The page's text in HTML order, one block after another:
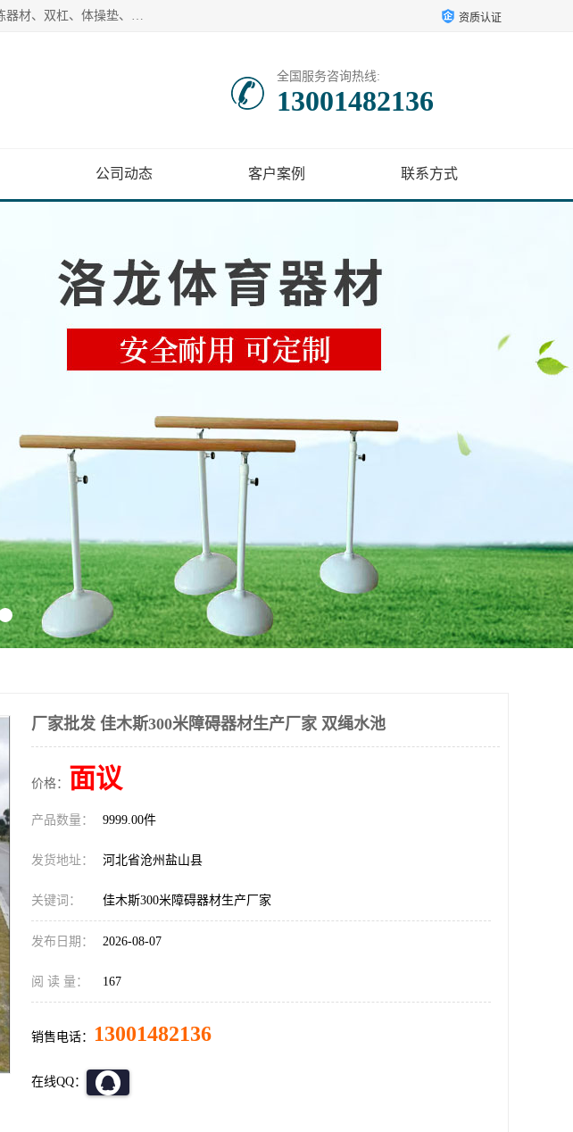
【1分钟前更新】盐山洛龙体育器材销售有限公司批量供应：300米障碍器材、400米障碍器材、部队训练器材、双杠、体操垫、舞蹈把杆等产品。盐山洛龙体育器材销售有限公司经过多年的发展，集研发，生产，销售，售后服务为一体. 奉行“质量，信誉，服务”的宗旨，以开拓创新的精神和真诚守信的态度积极进取。 资质认证
全国服务咨询热线:
13001482136
公司动态 客户案例 联系方式
厂家批发 佳木斯300米障碍器材生产厂家 双绳水池
价格： 面议
产品数量： 9999.00件
发货地址： 河北省沧州盐山县
关键词： 佳木斯300米障碍器材生产厂家
发布日期： 2026-08-07
阅 读 量： 167
销售电话： 13001482136
在线QQ：